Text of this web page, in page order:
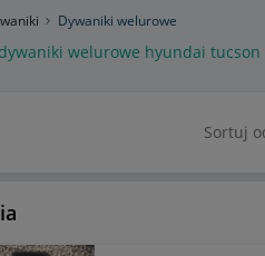
Dywaniki welurowe
dywaniki welurowe hyundai tucson
siatki Sortuj